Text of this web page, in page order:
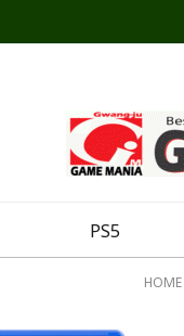
PS5
HOME